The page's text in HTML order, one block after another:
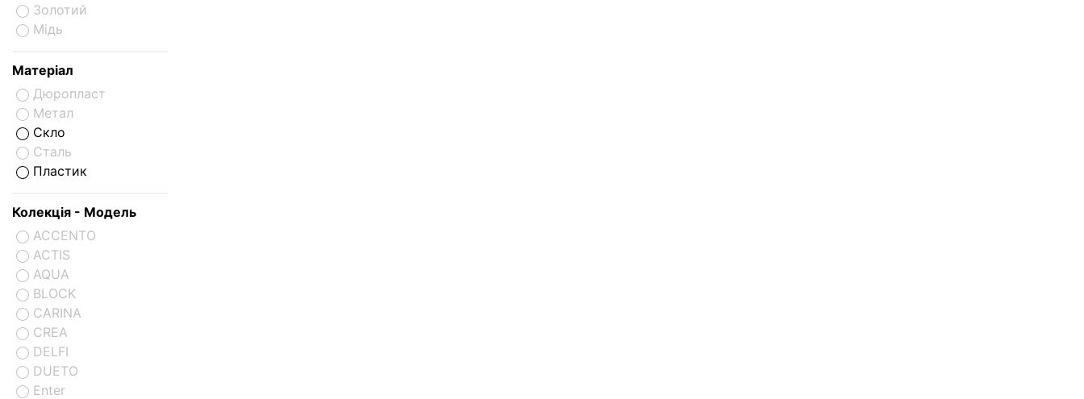
Золотий
Мідь
Матеріал
Дюропласт
Метал
Скло
Сталь
Пластик
Колекція - Модель
ACCENTO
ACTIS
AQUA
BLOCK
CARINA
CREA
DELFI
DUETO
Enter